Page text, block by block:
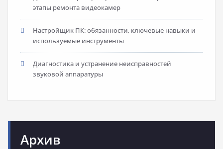
этапы ремонта видеокамер
Настройщик ПК: обязанности, ключевые навыки и
используемые инструменты
Диагностика и устранение неисправностей
звуковой аппаратуры
Архив